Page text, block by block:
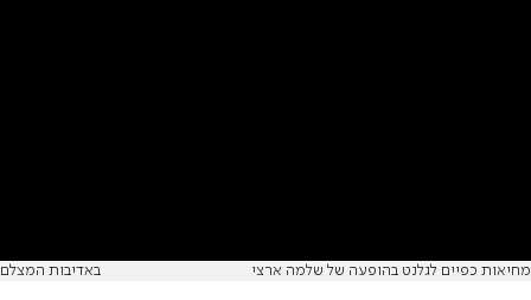
מחיאות כפיים לגלנט בהופעה של שלמה ארצי באדיבות המצלם